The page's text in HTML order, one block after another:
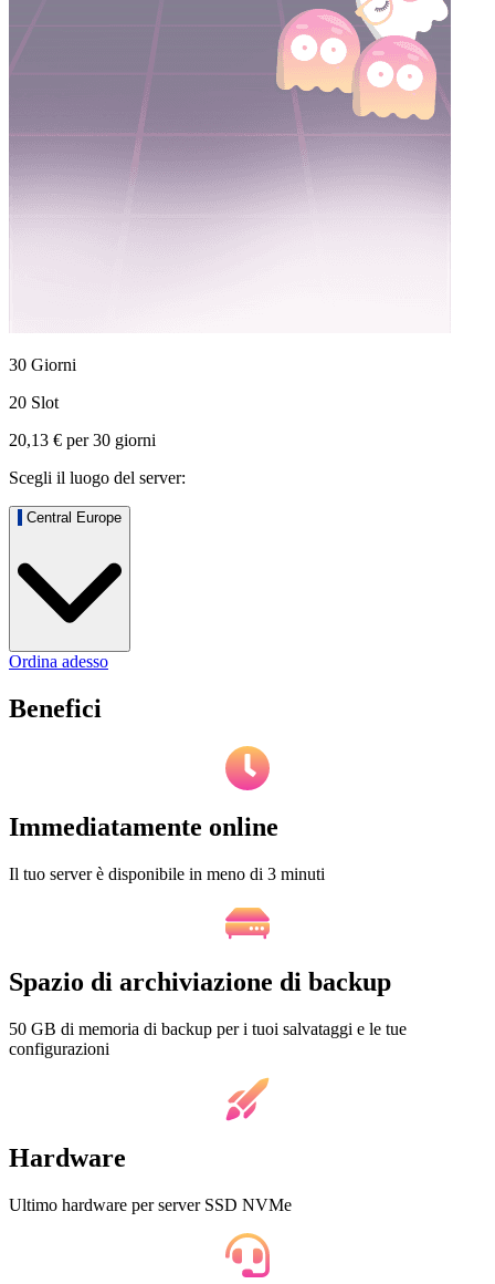
30 Giorni
20 Slot
20,13 € per30 giorni
Scegli il luogo del server:
Central Europe
Ordina adesso
Benefici
Immediatamente online
Il tuo server è disponibile in meno di 3 minuti
Spazio di archiviazione di backup
50 GB di memoria di backup per i tuoi salvataggi e le tue
configurazioni
Hardware
Ultimo hardware per server SSD NVMe